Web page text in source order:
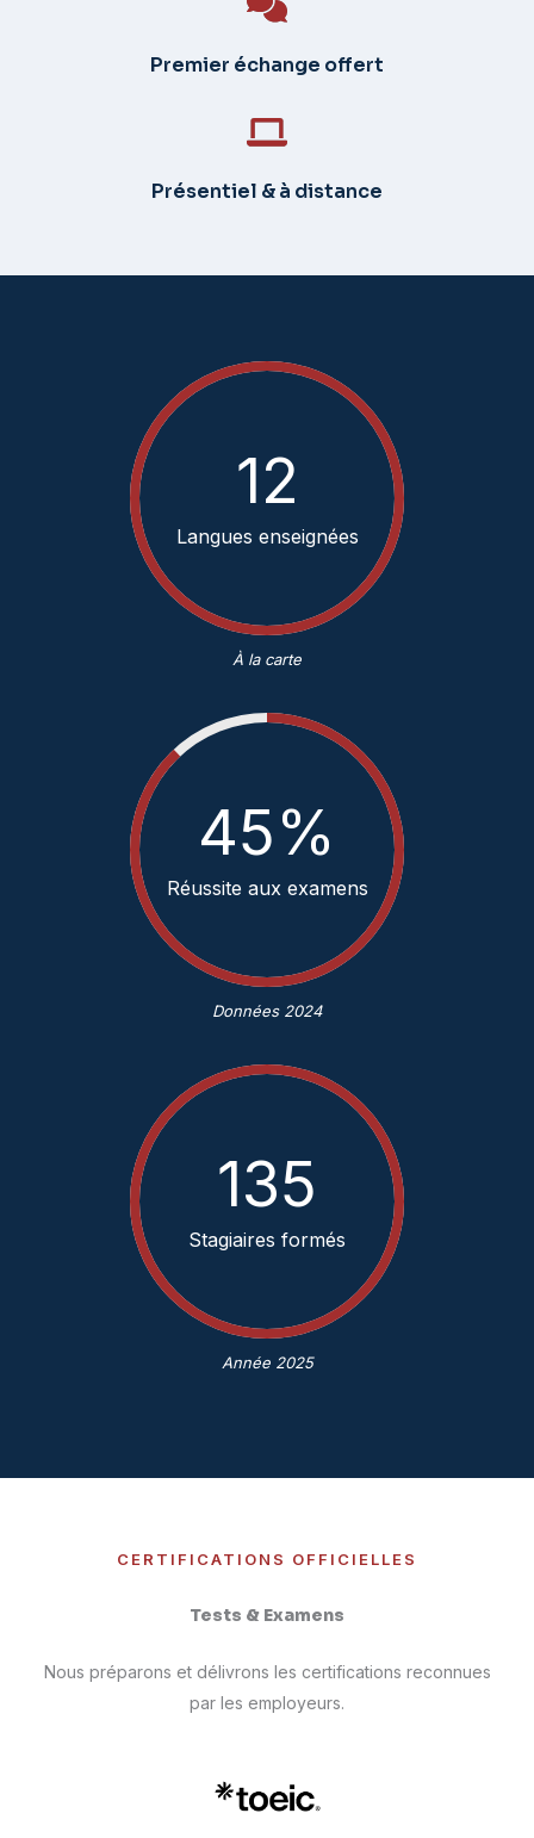
Premier échange offert
Présentiel & à distance
12
Langues enseignées
À la carte
88%
Réussite aux examens
Données 2024
265
Stagiaires formés
Année 2025
CERTIFICATIONS OFFICIELLES
Tests & Examens
Nous préparons et délivrons les certifications reconnues
par les employeurs.